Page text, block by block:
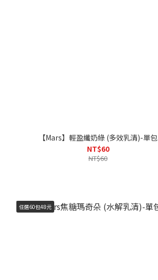
【Mars】輕盈纖奶綠 (多效乳清)-單包
NT$60
NT$60
任選60包48元